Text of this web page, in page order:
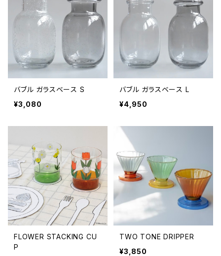
バブル ガラスベース S
¥3,080
バブル ガラスベース L
¥4,950
FLOWER STACKING CU
P
TWO TONE DRIPPER
¥3,850